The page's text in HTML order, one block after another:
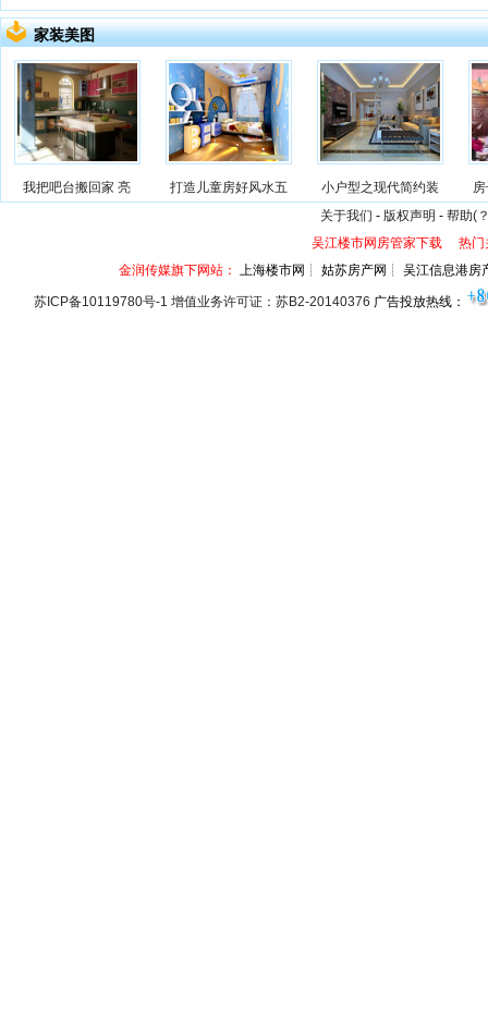
家装美图
我把吧台搬回家 亮 打造儿童房好风水五 小户型之现代简约装
关于我们 - 版权声明 - 帮助(
吴江楼市网房管家下载
热门
金润传媒旗下网站： 上海楼市网┊ 姑苏房产网┊ 吴江信息港
苏ICP备10119780号-1 增值业务许可证：苏B2-20140376 广告投放热线：